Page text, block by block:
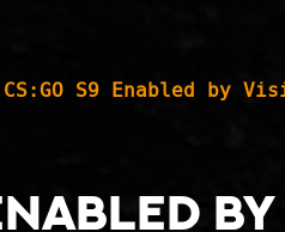
CS:GO S9 Enabled by
Enabled